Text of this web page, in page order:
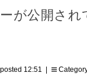
ーが公開さ
posted 12:51 |